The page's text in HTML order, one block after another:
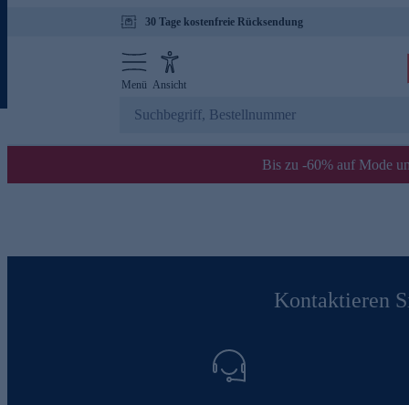
30 Tage kostenfreie Rücksendung
Menü Ansicht
Bis zu -60% auf Mode
Kontaktieren